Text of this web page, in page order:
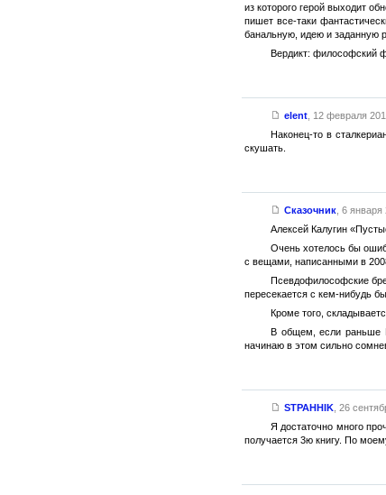
из которого герой выходит
пишет все-таки
банальную, идею и заданную
Вердикт: философский
elent, 12 февраля
Наконец-то в
скушать.
Сказочник, 6 января
Алексей Калугин
Очень хотелось бы
с вещами, написанными в
Псевдофилософские
пересекается с кем-нибудь
Кроме того,
В общем, если раньше
начинаю в этом сильно
STPAHHIK, 26
Я достаточно много
получается 3ю книгу. По